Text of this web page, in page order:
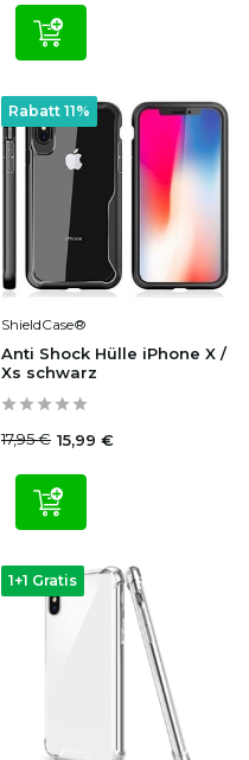
Rabatt 11%
ShieldCase®
Anti Shock Hülle iPhone X /
Xs schwarz
17,95 € 15,99 €
1+1 Gratis